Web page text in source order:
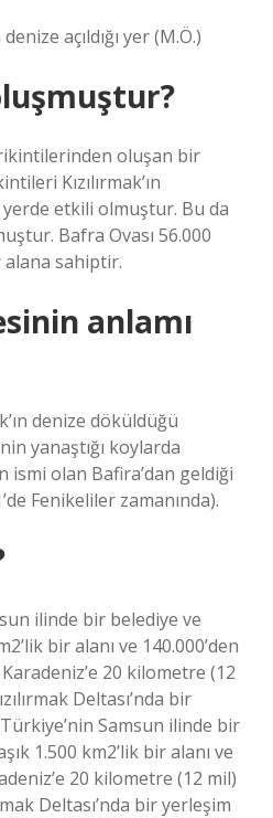
açıldığı yer (M.Ö.)
oluşan bir
Kızılırmak’ın
etkili olmuştur. Bu da
Bafra Ovası 56.000
sahiptir.
anlamı
denize döküldüğü
yanaştığı koylarda
olan Bafira’dan geldiği
Fenikeliler zamanında).
ilinde bir belediye ve
bir alanı ve 140.000’den
20 kilometre (12
Deltası’nda bir
Samsun ilinde bir
1.500 km2’lik bir alanı ve
20 kilometre (12 mil)
Deltası’nda bir yerleşim